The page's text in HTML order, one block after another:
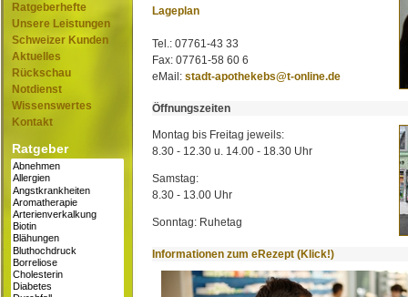
Ratgeberhefte
Unsere Leistungen
Schweizer Kunden
Aktuelles
Rückschau
Notdienst
Wissenswertes
Kontakt
Ratgeber
Lageplan
Tel.: 07761-43 33
Fax: 07761-58 60 6
eMail: stadt-apothekebs@t-online.de
Öffnungszeiten
Montag bis Freitag jeweils:
8.30 - 12.30 u. 14.00 - 18.30 Uhr
Samstag:
8.30 - 13.00 Uhr
Sonntag: Ruhetag
Informationen zum eRezept (Klick!)